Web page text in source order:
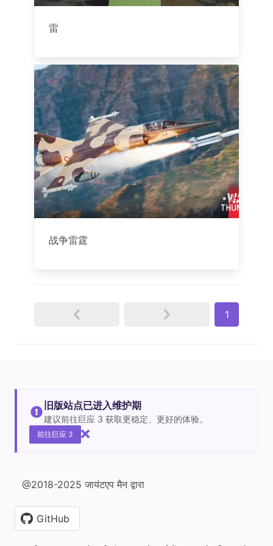
雷
战争雷霆
1
旧版站点已进入维护期
建议前往巨应 3 获取更稳定、更好的体验。
前往巨应 3
@2018-2025 जायंटएप मैन द्वारा
GitHub